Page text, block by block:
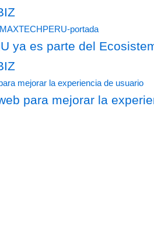
ya es parte del
para mejorar la